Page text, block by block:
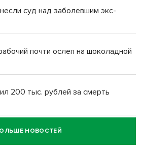
суд над заболевшим экс-
почти ослеп на шоколадной
200 тыс. рублей за смерть
водителя за смерть
НОВОСТЕЙ